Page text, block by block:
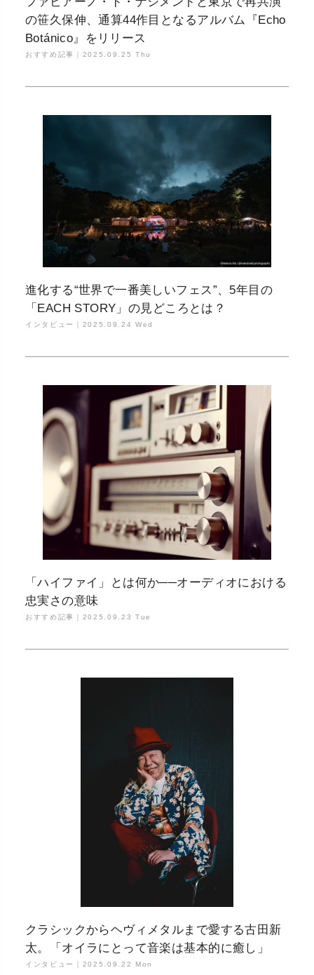
の笹久保伸、通算44作目となるアルバム『Echo
Botánico』をリリース
おすすめ記事｜ 2025.09.25 Thu
進化する“世界で一番美しいフェス”、5年目の
「EACH STORY」の見どころとは？
インタビュー｜ 2025.09.24 Wed
「ハイファイ」とは何か──オーディオにおける
忠実さの意味
おすすめ記事｜ 2025.09.23 Tue
クラシックからヘヴィメタルまで愛する古田新
太。「オイラにとって音楽は基本的に癒し」
インタビュー｜ 2025.09.22 Mon